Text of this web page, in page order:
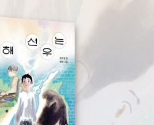
책을 펴낸 출판사의 전력을 생각
* 윤영천 《미스터리 가이드북: 한
의 모든 것》 (한스미디어, 2021
낸 미스터리 전문가 윤영천은 일본
이해한 다음에 ‘3대 기서’에 도전
라는 단어에 혹해서 도전한다면 그